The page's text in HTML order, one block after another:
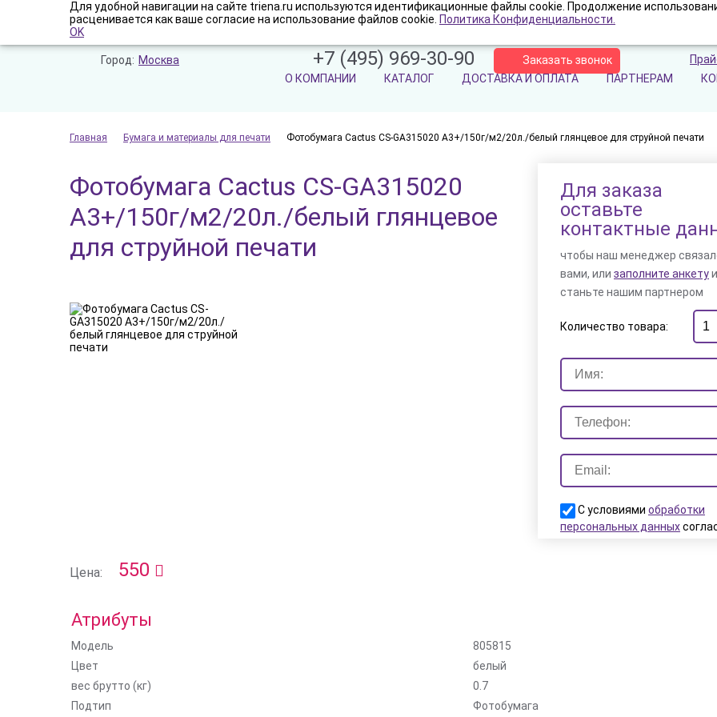
Для удобной навигации на сайте triena.ru используются идентификационные файлы cookie. Продолжение
расценивается как ваше согласие на использование файлов cookie. Политика Конфиденциальности.
OK
Город: Москва +7 (495) 969-30-90 Заказать звонок
О КОМПАНИИ
КАТАЛОГ ДОСТАВКА И ОПЛАТА ПАРТНЕРАМ
Главная Бумага и материалы для печати Фотобумага Cactus CS-GA315020 A3+/150г/м2/20л./белый глянцевое для струйной печати
Фотобумага Cactus CS-GA315020
A3+/150г/м2/20л./белый глянцевое
для струйной печати
Цена: 550
Для заказа
оставьте
контактные
чтобы наш менеджер
вами, или заполните анкетуи
станьте нашим партнером
Количество товара:
С условиями обработки
персональных данных
Атрибуты
Модель
805815
Цвет
белый
вес брутто (кг)
0.7
Подтип
Фотобумага